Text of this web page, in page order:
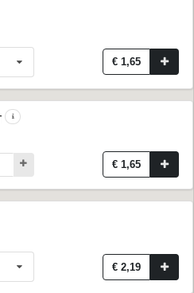
€ 1,65
€ 1,65
€ 2,19